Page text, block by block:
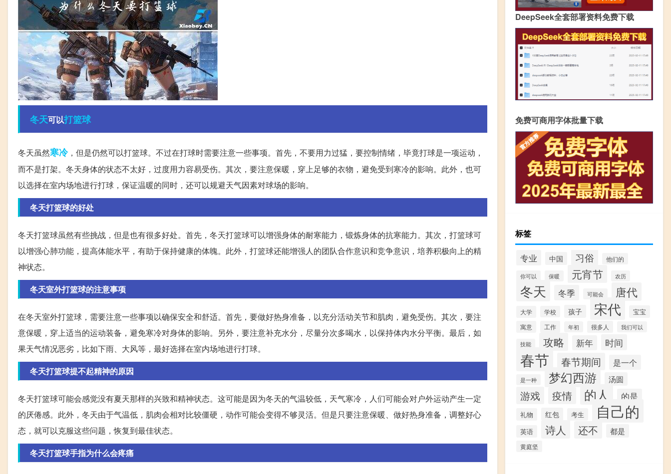
冬天可以打篮球
冬天虽然寒冷，但是仍然可以打篮球。不过在打球时需要注意一些事项。首先，不要用力过猛，要控制情绪，毕竟打球是一项运动，
而不是打架。冬天身体的状态不太好，过度用力容易受伤。其次，要注意保暖，穿上足够的衣物，避免受到寒冷的影响。此外，也可
以选择在室内场地进行打球，保证温暖的同时，还可以规避天气因素对球场的影响。
冬天打篮球的好处
冬天打篮球虽然有些挑战，但是也有很多好处。首先，冬天打篮球可以增强身体的耐寒能力，锻炼身体的抗寒能力。其次，打篮球可
以增强心肺功能，提高体能水平，有助于保持健康的体魄。此外，打篮球还能增强人的团队合作意识和竞争意识，培养积极向上的精
神状态。
冬天室外打篮球的注意事项
在冬天室外打篮球，需要注意一些事项以确保安全和舒适。首先，要做好热身准备，以充分活动关节和肌肉，避免受伤。其次，要注
意保暖，穿上适当的运动装备，避免寒冷对身体的影响。另外，要注意补充水分，尽量分次多喝水，以保持体内水分平衡。最后，如
果天气情况恶劣，比如下雨、大风等，最好选择在室内场地进行打球。
冬天打篮球提不起精神的原因
冬天打篮球可能会感觉没有夏天那样的兴致和精神状态。这可能是因为冬天的气温较低，天气寒冷，人们可能会对户外运动产生一定
的厌倦感。此外，冬天由于气温低，肌肉会相对比较僵硬，动作可能会变得不够灵活。但是只要注意保暖、做好热身准备，调整好心
态，就可以克服这些问题，恢复到最佳状态。
冬天打篮球手指为什么会疼痛
DeepSeek全套部署资料免费下载
免费可商用字体批量下载
标签
专业 中国 习俗 他们的
你可以 保暖 元宵节 农历
冬天 冬季 可能会 唐代
大学 学校 孩子 宋代 宝宝
寓意 工作 年初 很多人 我们可以
技能 攻略 新年 时间
春节 春节期间 是一个
是一种 梦幻西游 汤圆
游戏 疫情 的人 的是
礼物 红包 考生 自己的
英语 诗人 还不 都是
黄庭坚